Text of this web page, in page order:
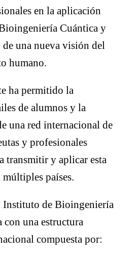
en la aplicación
Cuántica y
de una nueva visión del
humano.
ha permitido la
de alumnos y la
una red internacional de
y profesionales
transmitir y aplicar esta
países.
Instituto de Bioingeniería
con una estructura
compuesta por: